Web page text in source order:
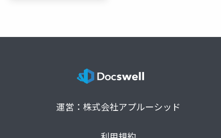
運営：株式会社アプルーシッド